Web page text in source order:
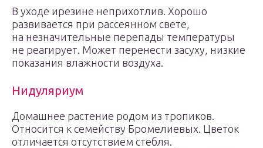
В уходе ирезине неприхотлив. Хорошо
развивается при рассеянном свете,
на незначительные перепады температуры
не реагирует. Может перенести засуху, низкие
показания влажности воздуха.
Нидуляриум
Домашнее растение родом из тропиков.
Относится к семейству Бромелиевых. Цветок
отличается отсутствием стебля.